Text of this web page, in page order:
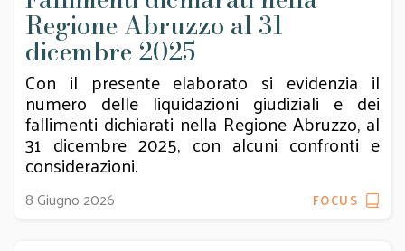
Regione Abruzzo al 31
dicembre 2025
Con il presente elaborato si evidenzia il
numero delle liquidazioni giudiziali e dei
fallimenti dichiarati nella Regione Abruzzo, al
31 dicembre 2025, con alcuni confronti e
considerazioni.
8 Giugno 2026 FOCUS